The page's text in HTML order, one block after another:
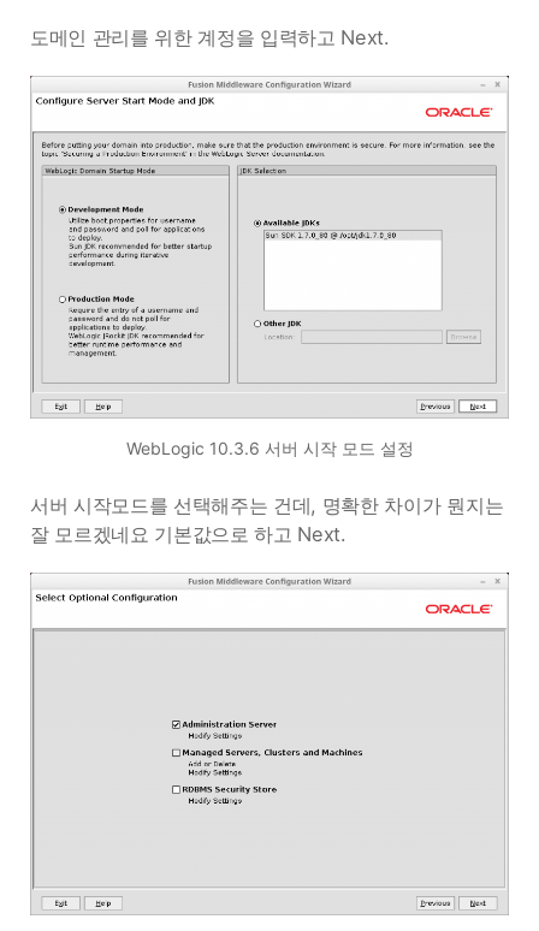
도메인 관리를 위한 계정을 입력하고 Next.
WebLogic 10.3.6 서버 시작 모드 설정
서버 시작모드를 선택해주는 건데, 명확한 차이가 뭔지는
잘 모르겠네요 기본값으로 하고 Next.